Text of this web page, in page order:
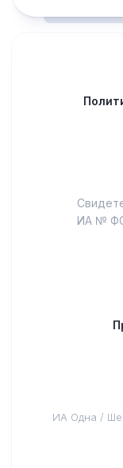
ИА № ФС
ИА Одна /